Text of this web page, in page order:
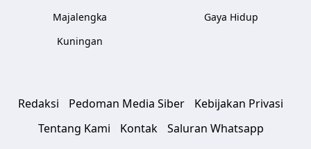
Majalengka
Kuningan
Gaya Hidup
Redaksi Pedoman Media Siber
Kebijakan Privasi
Tentang Kami
Kontak Saluran Whatsapp